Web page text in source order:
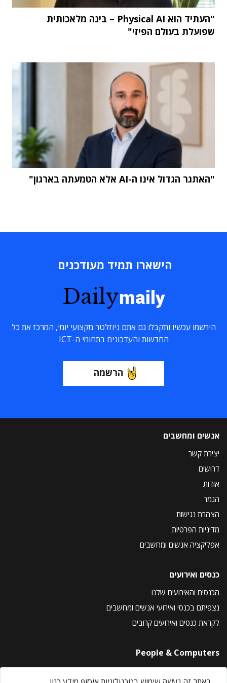
"העתיד הוא Physical AI – בינה מלאכותית
שפועלת בעולם הפיזי"
"האתגר הגדול אינו ה-AI אלא הטמעתה בארגון"
הישארו תמיד מעודכנים
Dailymaily
הירשמו עכשיו ותקבלו גם אתם ניוזלטר מקצועי יומי, המרכז את כל
החדשות והעדכונים בתחומי ה-ICT
הרשמה
אנשים ומחשבים
יצירת קשר
דרושים
אודות
הנמר
הצהרת נגישות
מדיניות הפרטיות
אפליקציה אנשים ומחשבים
כנסים ואירועים
הכנסים והאירועים שלנו
נצפיתם בכנסי ואירועי אנשים ומחשבים
לקראת כנסים ואירועים קרובים
People & Computers
About Us